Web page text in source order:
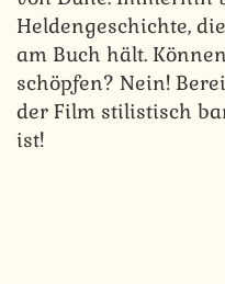
Heldengeschichte,
am Buch hält.
schöpfen? Nein!
der Film stilistisch
ist!